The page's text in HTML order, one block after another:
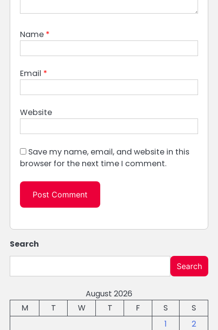
Name *
Email *
Website
Save my name, email, and website in this
browser for the next time I comment.
Search
Search
August 2026
M
T W T F S
S
1
2